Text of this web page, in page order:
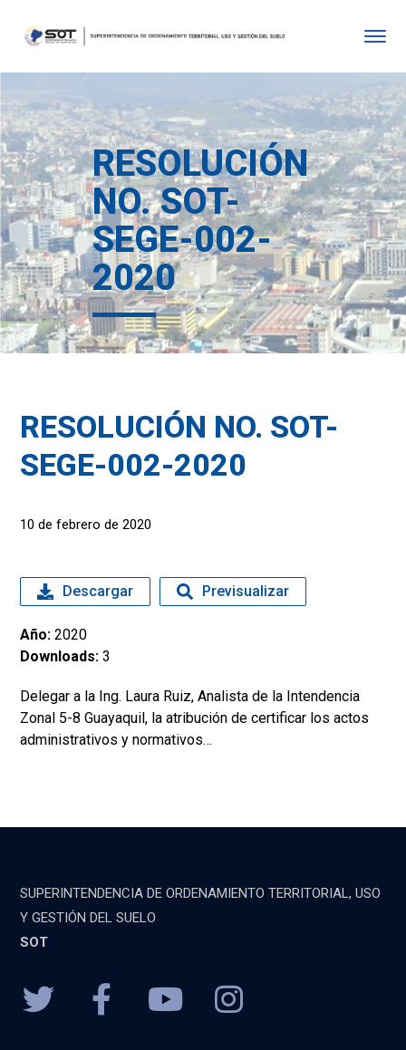
RESOLUCIÓN
NO. SOT-
SEGE-002-
2020
RESOLUCIÓN NO. SOT-
SEGE-002-2020
10 de febrero de 2020
Delegar a la Ing. Laura Ruiz, Analista de la Intendencia
Zonal 5-8 Guayaquil, la atribución de certificar los actos
administrativos y normativos…
Descargar Previsualizar
Año: 2020
Downloads:3
SUPERINTENDENCIA DE ORDENAMIENTO TERRITORIAL, USO
Y GESTIÓN DEL SUELO
SOT